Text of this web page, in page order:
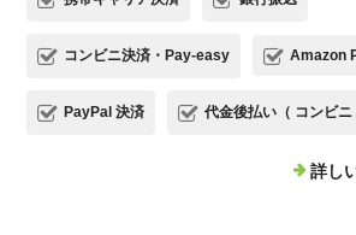
コンビニ決済・Pay-easy Amazon
PayPal 決済 代金後払い（ コンビニ
詳し